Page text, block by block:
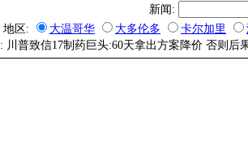
新闻:
地区:
大温哥华 大多伦多 卡尔加里
: 川普致信17制药巨头:60天拿出方案降价 否则后